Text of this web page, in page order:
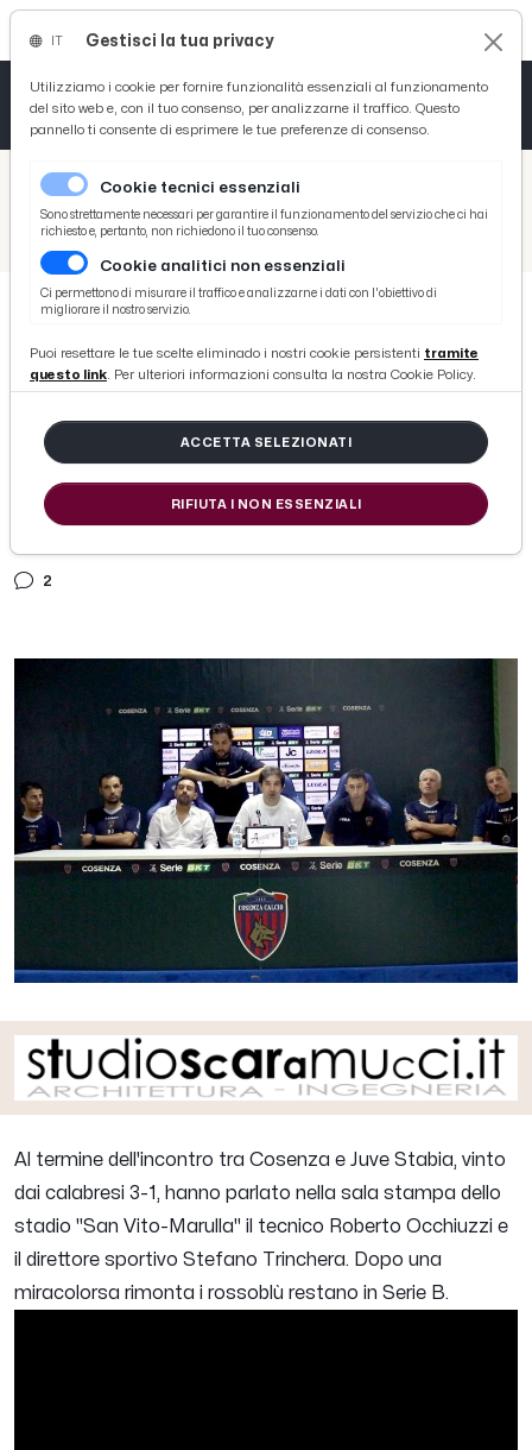
/ Picenotime
/ Serie B
Cosenza-Juve Stabia 3-1, le voci di Occhiuzzi e del ds Trinchera post gara
Cosenza-Juve Stabia 3-1, le voci di
Occhiuzzi e del ds Trinchera post
gara
di Redazione Picenotime
2
Al termine dell'incontro tra Cosenza e Juve Stabia, vinto
dai calabresi 3-1, hanno parlato nella sala stampa dello
stadio "San Vito-Marulla" il tecnico Roberto Occhiuzzi e
il direttore sportivo Stefano Trinchera. Dopo una
miracolorsa rimonta i rossoblù restano in Serie B.
Gestisci la tua privacy
Utilizziamo i cookie per fornire funzionalità essenziali al funzionamento
del sito web e, con il tuo consenso, per analizzarne il traffico. Questo
pannello ti consente di esprimere le tue preferenze di consenso.
Cookie tecnici essenziali
Sono strettamente necessari per garantire il funzionamento del servizio che ci hai
richiesto e, pertanto, non richiedono il tuo consenso.
Cookie analitici non essenziali
Ci permettono di misurare il traffico e analizzarne i dati con l'obiettivo di
migliorare il nostro servizio.
Puoi resettare le tue scelte eliminado i nostri cookie persistenti tramite
questo link. Per ulteriori informazioni consulta la nostra Cookie Policy.
ACCETTA SELEZIONATI
RIFIUTA I NON ESSENZIALI
Tutto News
Tutto Sport
Basket
Ciclismo
Tutto Curiosità